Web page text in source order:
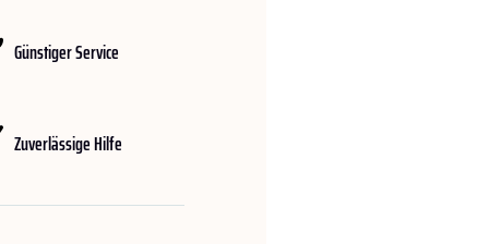
Günstiger Service
Zuverlässige Hilfe